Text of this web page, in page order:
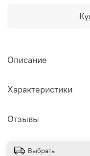
Описание
Характеристики
Отзывы
Выбрать